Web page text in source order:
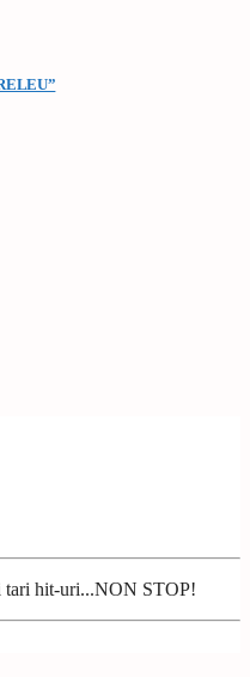
tari hit-uri...NON STOP!